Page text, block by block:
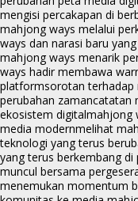
mengisi percakapan di
mahjong ways melalui
ways dan narasi baru
mahjong ways menarik
ways hadir membawa
platformsorotan terhadap
perubahan zamancatatan
ekosistem digitalmahjong
media modernmelihat
teknologi yang terus
yang terus berkembang
muncul bersama
menemukan momentum